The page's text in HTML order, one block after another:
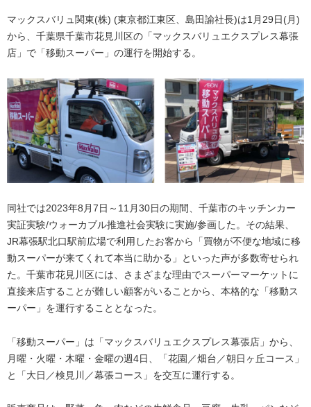
マックスバリュ関東(株) (東京都江東区、島田諭社長)は1月29日(月)
から、千葉県千葉市花見川区の「マックスバリュエクスプレス幕張
店」で「移動スーパー」の運行を開始する。
同社では2023年8月7日～11月30日の期間、千葉市のキッチンカー
実証実験/ウォーカブル推進社会実験に実施/参画した。その結果、
JR幕張駅北口駅前広場で利用したお客から「買物が不便な地域に移
動スーパーが来てくれて本当に助かる」といった声が多数寄せられ
た。千葉市花見川区には、さまざまな理由でスーパーマーケットに
直接来店することが難しい顧客がいることから、本格的な「移動ス
ーパー」を運行することとなった。
「移動スーパー」は「マックスバリュエクスプレス幕張店」から、
月曜・火曜・木曜・金曜の週4日、「花園／畑台／朝日ヶ丘コース」
と「大日／検見川／幕張コース」を交互に運行する。